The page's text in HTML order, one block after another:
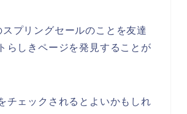
プリングセールのことを友達
らしきページを発見することが
チェックされるとよいかもしれ